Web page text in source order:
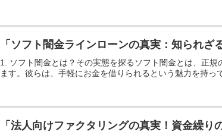
「ソフト闇金ラインローンの真実：知られざ
1. ソフト闇金とは？その実態を探るソフト闇金とは、正
ます。彼らは、手軽にお金を借りられるという魅力を持っ
「法人向けファクタリングの真実！資金繰り